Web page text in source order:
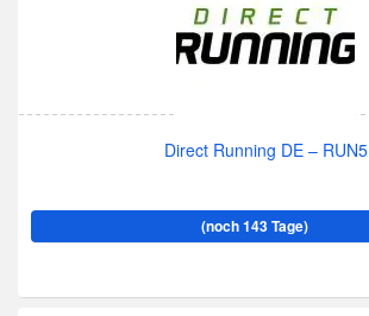
Direct Running DE – RUN5
(noch 143 Tage)